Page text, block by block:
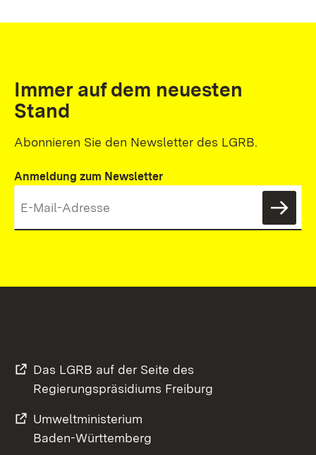
Immer auf dem neuesten
Stand
Abonnieren Sie den Newsletter des LGRB.
Anmeldung zum Newsletter
Das LGRB auf der Seite des
Regierungspräsidiums Freiburg
Umweltministerium
Baden-Württemberg